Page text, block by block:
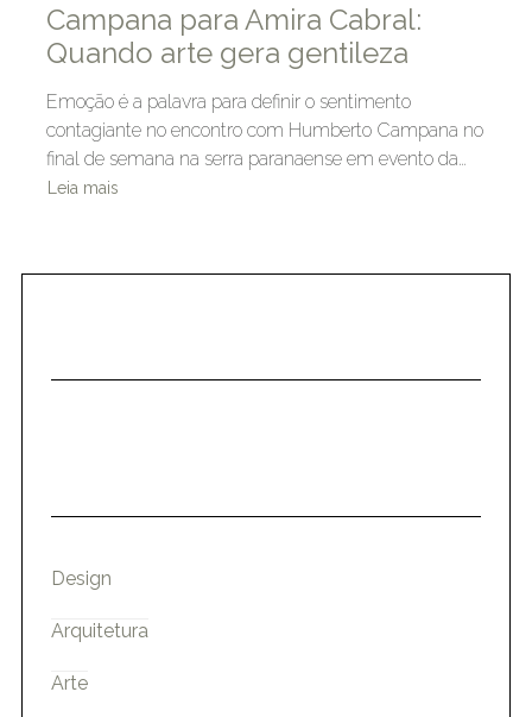
Campana para Amira Cabral:
Quando arte gera gentileza
Emoção é a palavra para definir o sentimento
contagiante no encontro com Humberto Campana no
final de semana na serra paranaense em evento da…
Leia mais
Design
Arquitetura
Arte